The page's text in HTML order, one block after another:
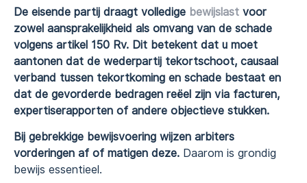
De eisende partij draagt volledige bewijslast voor
zowel aansprakelijkheid als omvang van de schade
volgens artikel 150 Rv. Dit betekent dat u moet
aantonen dat de wederpartij tekortschoot, causaal
verband tussen tekortkoming en schade bestaat en
dat de gevorderde bedragen reëel zijn via facturen,
expertiserapporten of andere objectieve stukken.
Bij gebrekkige bewijsvoering wijzen arbiters
vorderingen af of matigen deze. Daarom is grondig
bewijs essentieel.